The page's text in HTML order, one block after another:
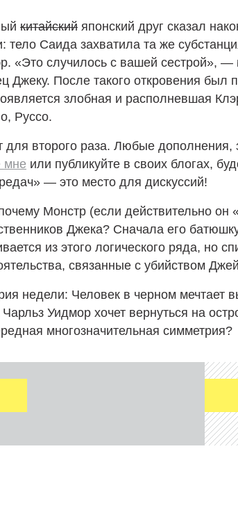
китайский японский друг сказал
тело Саида захватила та же
«Это случилось с вашей сестрой», —
Джеку. После такого откровения был
злобная и располневшая
Руссо.
второго раза. Любые дополнения,
мне или публикуйте в своих блогах,
— это место для дискуссий!
Монстр (если действительно он
Джека? Сначала его
из этого логического ряда, но
связанные с убийством
недели: Человек в черном мечтает
Уидмор хочет вернуться на
многозначительная симметрия?